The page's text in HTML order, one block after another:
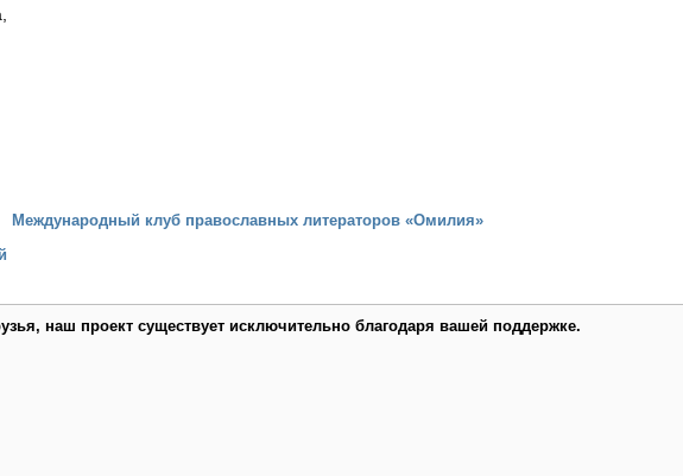
Международный клуб православных литераторов «Омилия»
наш проект существует исключительно благодаря вашей поддержке.